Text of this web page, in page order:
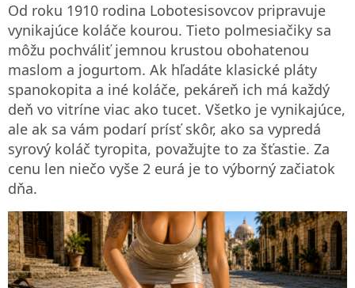
Od roku 1910 rodina Lobotesisovcov pripravuje
vynikajúce koláče kourou. Tieto polmesiačiky sa
môžu pochváliť jemnou krustou obohatenou
maslom a jogurtom. Ak hľadáte klasické pláty
spanokopita a iné koláče, pekáreň ich má každý
deň vo vitríne viac ako tucet. Všetko je vynikajúce,
ale ak sa vám podarí prísť skôr, ako sa vypredá
syrový koláč tyropita, považujte to za šťastie. Za
cenu len niečo vyše 2 eurá je to výborný začiatok
dňa.